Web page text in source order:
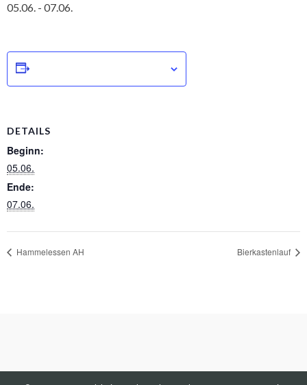
05.06. - 07.06.
DETAILS
Beginn:
05.06.
Ende:
07.06.
Hammelessen AH Bierkastenlauf